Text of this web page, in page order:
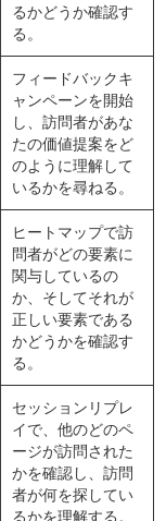
るかどうか確認す
る。
フィードバックキ
ャンペーンを開始
し、訪問者があな
たの価値提案をど
のように理解して
いるかを尋ねる。
ヒートマップで訪
問者がどの要素に
関与しているの
か、そしてそれが
正しい要素である
かどうかを確認す
る。
セッションリプレ
イで、他のどのペ
ージが訪問された
かを確認し、訪問
者が何を探してい
るかを理解する。